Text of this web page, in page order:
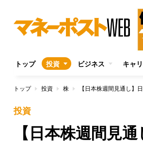
トップ 投資 ビジネス キャ
トップ 投資 株 【日本株週間見通し
投資
【日本株週間見